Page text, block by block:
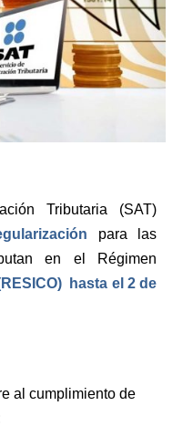
Tributaria (SAT)
para las
en el Régimen
hasta el 2 de
al cumplimiento de